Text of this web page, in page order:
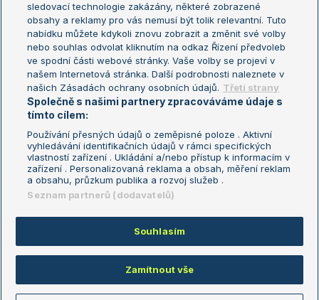
Turnaj mistryň
Aktualní trendy
Fotbalové přestupy
Livesport Daily
LS Prague Open
Podmínky užití
Nastavení soukromí
GDPR a žurnalistika
Reklama
Kontakt
Informace o zpracování osobních
údajů
Copyright © 2008-2026 TenisPortal.cz. Využíváme zpravodajství ČTK.
sledovací technologie zakázány, některé zobrazené
obsahy a reklamy pro vás nemusí být tolik relevantní. Tuto
nabídku můžete kdykoli znovu zobrazit a změnit své volby
nebo souhlas odvolat kliknutím na odkaz Řízení předvoleb
ve spodní části webové stránky. Vaše volby se projeví v
našem Internetová stránka. Další podrobnosti naleznete v
našich Zásadách ochrany osobních údajů. Třetí strany
Společně s našimi partnery zpracováváme údaje s
tímto cílem:
Používání přesných údajů o zeměpisné poloze . Aktivní
vyhledávání identifikačních údajů v rámci specifických
vlastností zařízení . Ukládání a/nebo přístup k informacím v
zařízení . Personalizovaná reklama a obsah, měření reklam
a obsahu, průzkum publika a rozvoj služeb .
Seznam partnerů (dodavatelů)
Souhlasím
Zamítnout vše